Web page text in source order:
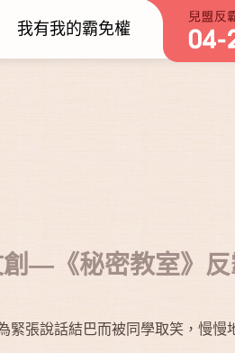
我有我的霸免權
創—《秘密教室》
緊張說話結巴而被同學取笑，慢慢